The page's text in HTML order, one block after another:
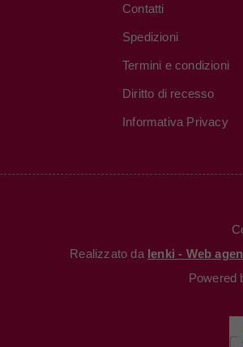
Contatti
Spedizioni
Termini e condizioni
Diritto di recesso
Informativa Privacy
Realizzato da Ienki - Web
Powered